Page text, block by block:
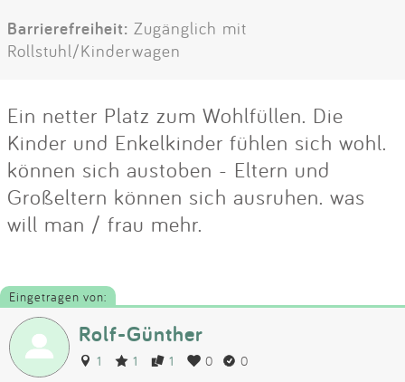
Barrierefreiheit: Zugänglich mit
Rollstuhl/Kinderwagen
Ein netter Platz zum Wohlfüllen. Die
Kinder und Enkelkinder fühlen sich wohl.
können sich austoben - Eltern und
Großeltern können sich ausruhen. was
will man / frau mehr.
Eingetragen von:
Rolf-Günther
1 1 1 0 0